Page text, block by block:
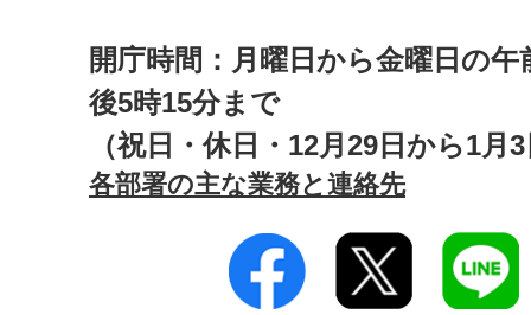
開庁時間：月曜日から金曜日の午
後5時15分まで
（祝日・休日・12月29日から1月
各部署の主な業務と連絡先